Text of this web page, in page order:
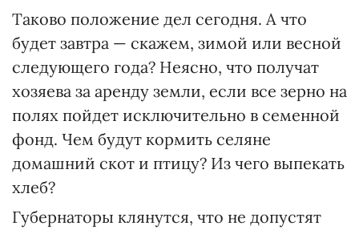
Таково положение дел сегодня. А что
будет завтра — скажем, зимой или весной
следующего года? Неясно, что получат
хозяева за аренду земли, если все зерно на
полях пойдет исключительно в семенной
фонд. Чем будут кормить селяне
домашний скот и птицу? Из чего выпекать
хлеб?
Губернаторы клянутся, что не допустят